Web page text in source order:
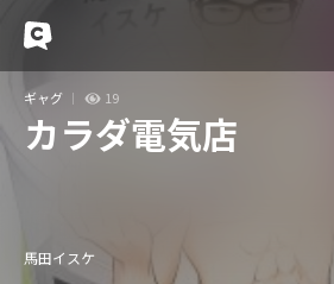
ギャグ 19
カラダ電気店
馬田イスケ